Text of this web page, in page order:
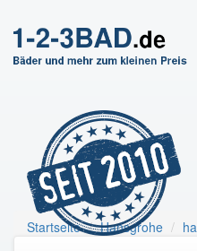
Startseite Hansgrohe